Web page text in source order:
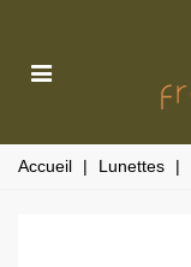
Accueil | Lunettes |